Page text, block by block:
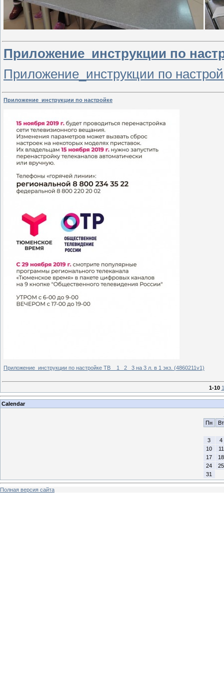
Приложение_инструкции по
Приложение_инструкции по
Приложение_инструкции по настройке
Приложение_инструкции по настройке ТВ _ 1_ 2_ 3 на 3 л. в 1 экз. (4860211v1)
1-10
Calendar
Пн
Вт
3
4
10
11
17
18
24
25
31
Полная версия сайта